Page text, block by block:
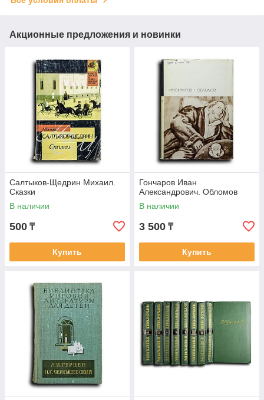
Акционные предложения и новинки
Салтыков-Щедрин Михаил.
Сказки
В наличии
500 ₸
Купить
Гончаров Иван
Александрович. Обломов
В наличии
3 500 ₸
Купить